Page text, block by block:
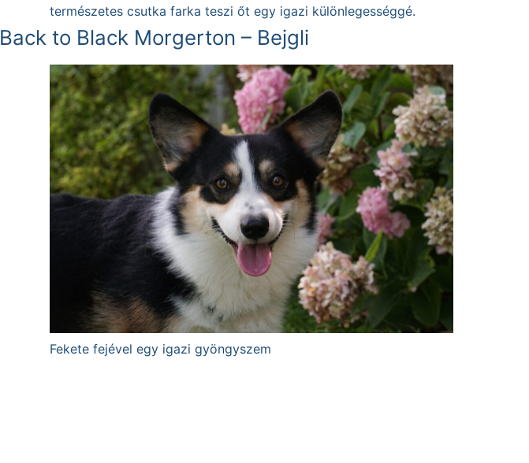
természetes csutka farka teszi őt egy igazi különlegességgé.
Back to Black Morgerton – Bejgli
Fekete fejével egy igazi gyöngyszem